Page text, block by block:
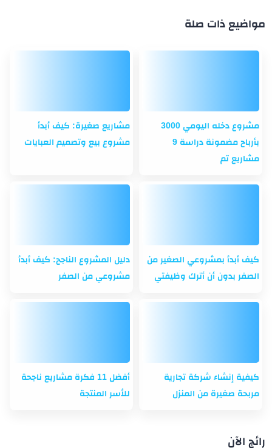
مواضيع ذات صلة
مشروع دخله اليومي 3000
بأرباح مضمونة دراسة 9
مشاريع تم
مشاريع صغيرة: كيف أبدأ
مشروع بيع وتصميم العبايات
كيف أبدأ بمشروعي الصغير من
الصفر بدون أن أترك وظيفتي
دليل المشروع الناجح: كيف أبدأ
مشروعي من الصفر
كيفية إنشاء شركة تجارية
مربحة صغيرة من المنزل
أفضل 11 فكرة مشاريع ناجحة
للأسر المنتجة
رائج الآن